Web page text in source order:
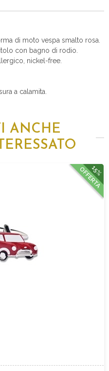
di moto vespa smalto rosa.
con bagno di rodio.
nickel-free.
a calamita.
ANCHE
15%
OFFERTA